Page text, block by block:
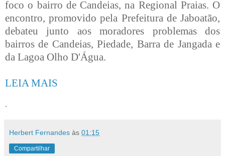
foco o bairro de Candeias, na Regional Praias. O
encontro, promovido pela Prefeitura de Jaboatão,
debateu junto aos moradores problemas dos
bairros de Candeias, Piedade, Barra de Jangada e
da Lagoa Olho D'Água.
LEIA MAIS
.
Herbert Fernandes às 01:15
Compartilhar